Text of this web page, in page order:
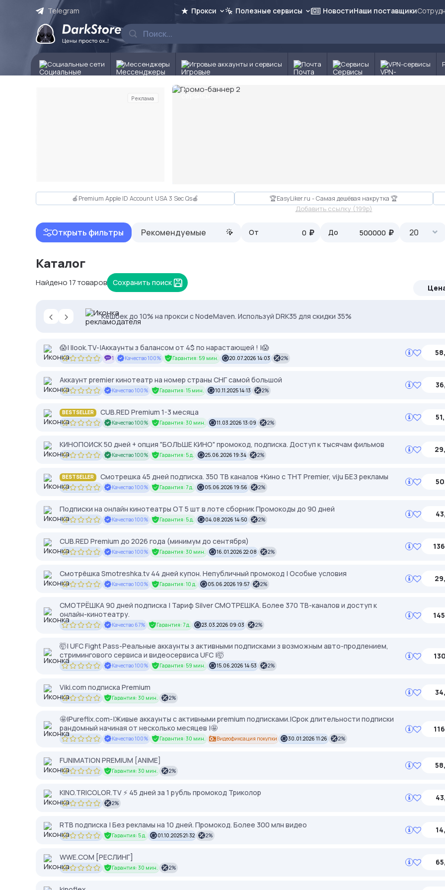
Telegram Прокси Полезные сервисы НовостиНаши поставщики
Социальные сети Мессенджеры Игровые аккаунты и сервисы Почта Сервисы VPN-сервисы
Реклама
🍎Premium Apple ID Account USA 3 Sec Qs🍎 🏆EasyLiker.ru - Самая дешёвая накрутка 🏆
Добавить ссылку (199p)
Открыть фильтры Рекомендуемые От ₽ До ₽ 20
Каталог
Найдено 17 товаров Сохранить поиск
‹ › Proxys.io - лучшие прокси 💚 Подберём под ваши задачи 🚀 Промокод Store - 20% на всё!
2328.io — прием крипто платежей
Кешбек до 10% на прокси с NodeMaven. Используй DRK35 для скидки 35%
😱| Ilook.TV-|Аккаунты з балансом от 4$ по нарастающей ! |😱
1 Качество 100% Гарантия: 59 мин. 20.07.2026 14:03 2%
Аккаунт premier кинотеатр на номер страны СНГ самой большой
Качество 100% Гарантия: 15 мин. 10.11.2025 14:13 2%
BESTSELLER CUB.RED Premium 1-3 месяца
Качество 100% Гарантия: 30 мин. 11.03.2026 13:09 2%
КИНОПОИСК 50 дней + опция "БОЛЬШЕ КИНО" промокод, подписка. Доступ к тысячам фильмов
Качество 100% Гарантия: 5 д. 25.06.2026 19:34 2%
BESTSELLER Смотрешка 45 дней подписка. 350 ТВ каналов +Кино с ТНТ Premier, viju БЕЗ рекламы
Качество 100% Гарантия: 7 д. 05.06.2026 19:56 2%
Подписки на онлайн кинотеатры ОТ 5 шт в лоте сборник Промокоды до 90 дней
Качество 100% Гарантия: 5 д. 04.08.2026 14:50 2%
CUB.RED Premium до 2026 года (минимум до сентября)
Качество 100% Гарантия: 30 мин. 16.01.2026 22:08 2%
Смотрёшка Smotreshka.tv 44 дней купон. Непубличный промокод | Особые условия
Качество 100% Гарантия: 10 д. 05.06.2026 19:57 2%
СМОТРЁШКА 90 дней подписка | Тариф Silver СМОТРЕШКА. Более 370 ТВ-каналов и доступ к
онлайн-кинотеатру.
Качество 67% Гарантия: 7 д. 23.03.2026 09:03 2%
🤯| UFC Fight Pass-Реальные аккаунты з активными подписками з возможным авто-продлением,
стримингового сервиса и видеосервиса UFC |🤯
Качество 100% Гарантия: 59 мин. 15.06.2026 14:53 2%
Viki.com подписка Premium
Гарантия: 30 мин. 2%
🤩|Pureflix.com-|Живые аккаунты с активными premium подписками.|Срок длительности подписки
рандомный начиная от несколько месяцев |🤩
Качество 100% Гарантия: 30 мин. Видеофиксация покупки 30.01.2026 11:26 2%
FUNIMATION PREMIUM [ANIME]
Гарантия: 30 мин. 2%
KINO.TRICOLOR.TV ⚡ 45 дней за 1 рубль промокод Триколор
2%
RTB подписка | Без рекламы на 10 дней. Промокод. Более 300 млн видео
Гарантия: 5 д. 01.10.2025 21:32 2%
WWE.COM [РЕСЛИНГ]
Гарантия: 30 мин. 2%